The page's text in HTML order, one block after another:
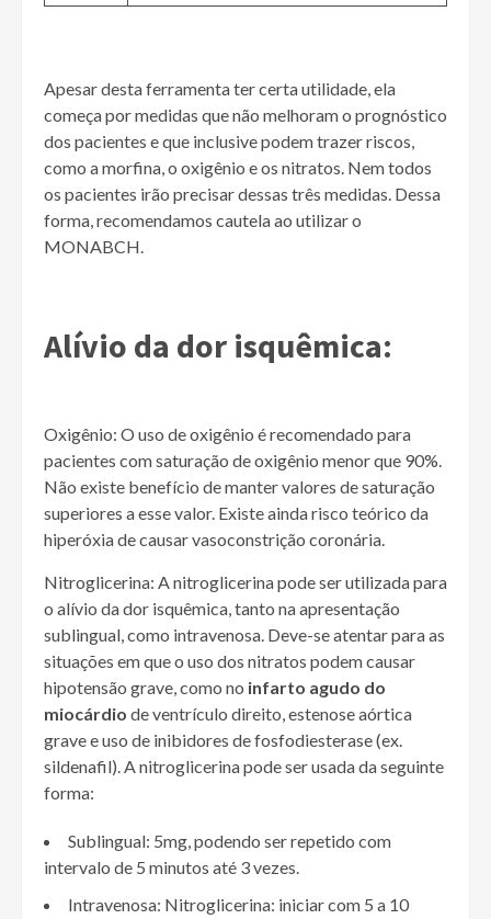
Apesar desta ferramenta ter certa utilidade, ela
começa por medidas que não melhoram o prognóstico
dos pacientes e que inclusive podem trazer riscos,
como a morfina, o oxigênio e os nitratos. Nem todos
os pacientes irão precisar dessas três medidas. Dessa
forma, recomendamos cautela ao utilizar o
MONABCH.
Alívio da dor isquêmica:
Oxigênio: O uso de oxigênio é recomendado para
pacientes com saturação de oxigênio menor que 90%.
Não existe benefício de manter valores de saturação
superiores a esse valor. Existe ainda risco teórico da
hiperóxia de causar vasoconstrição coronária.
Nitroglicerina: A nitroglicerina pode ser utilizada para
o alívio da dor isquêmica, tanto na apresentação
sublingual, como intravenosa. Deve-se atentar para as
situações em que o uso dos nitratos podem causar
hipotensão grave, como no infarto agudo do
miocárdio de ventrículo direito, estenose aórtica
grave e uso de inibidores de fosfodiesterase (ex.
sildenafil). A nitroglicerina pode ser usada da seguinte
forma:
Sublingual: 5mg, podendo ser repetido com
intervalo de 5 minutos até 3 vezes.
Intravenosa: Nitroglicerina: iniciar com 5 a 10